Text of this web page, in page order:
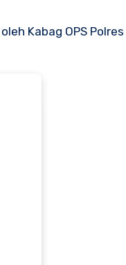
Kabag OPS Polres